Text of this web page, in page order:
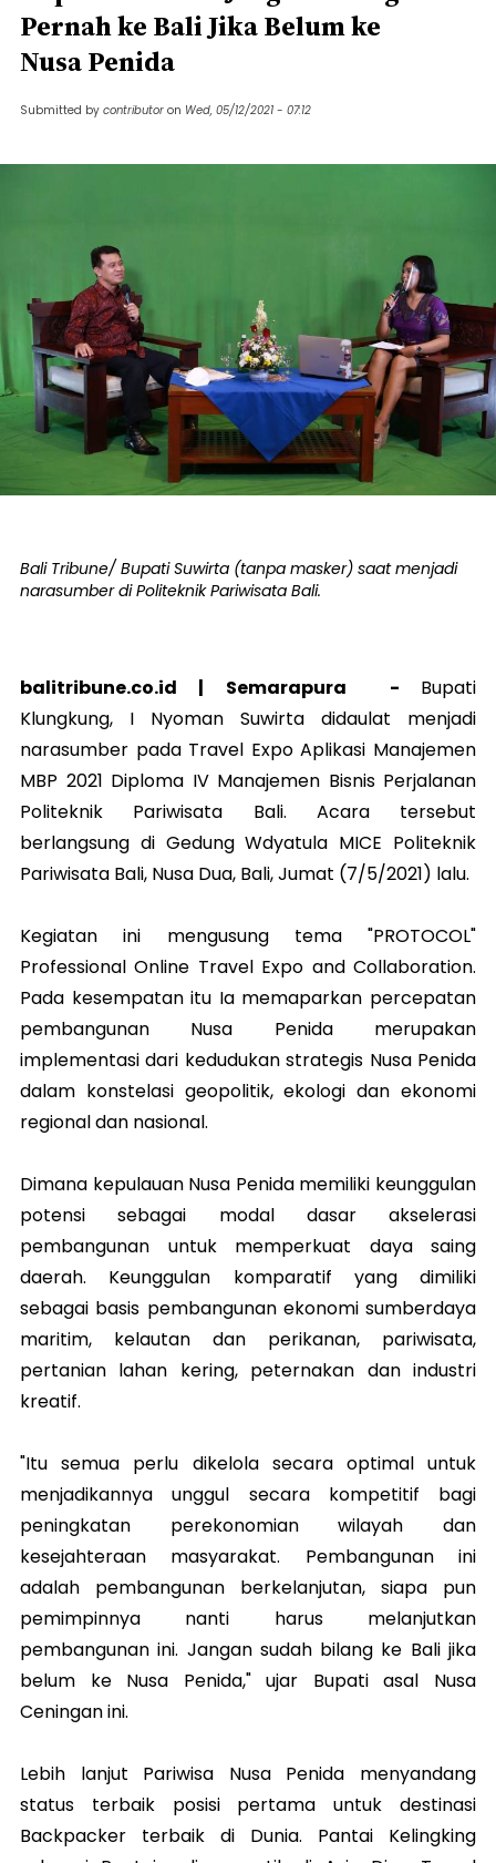
Pernah ke Bali Jika Belum ke
Nusa Penida
Submitted by contributor on Wed, 05/12/2021 - 07:12
Bali Tribune/ Bupati Suwirta (tanpa masker) saat menjadi
narasumber di Politeknik Pariwisata Bali.
balitribune.co.id | Semarapura - Bupati
Klungkung, I Nyoman Suwirta didaulat menjadi
narasumber pada Travel Expo Aplikasi Manajemen
MBP 2021 Diploma IV Manajemen Bisnis Perjalanan
Politeknik Pariwisata Bali. Acara tersebut
berlangsung di Gedung Wdyatula MICE Politeknik
Pariwisata Bali, Nusa Dua, Bali, Jumat (7/5/2021) lalu.
Kegiatan ini mengusung tema "PROTOCOL"
Professional Online Travel Expo and Collaboration.
Pada kesempatan itu Ia memaparkan percepatan
pembangunan Nusa Penida merupakan
implementasi dari kedudukan strategis Nusa Penida
dalam konstelasi geopolitik, ekologi dan ekonomi
regional dan nasional.
Dimana kepulauan Nusa Penida memiliki keunggulan
potensi sebagai modal dasar akselerasi
pembangunan untuk memperkuat daya saing
daerah. Keunggulan komparatif yang dimiliki
sebagai basis pembangunan ekonomi sumberdaya
maritim, kelautan dan perikanan, pariwisata,
pertanian lahan kering, peternakan dan industri
kreatif.
"Itu semua perlu dikelola secara optimal untuk
menjadikannya unggul secara kompetitif bagi
peningkatan perekonomian wilayah dan
kesejahteraan masyarakat. Pembangunan ini
adalah pembangunan berkelanjutan, siapa pun
pemimpinnya nanti harus melanjutkan
pembangunan ini. Jangan sudah bilang ke Bali jika
belum ke Nusa Penida," ujar Bupati asal Nusa
Ceningan ini.
Lebih lanjut Pariwisa Nusa Penida menyandang
status terbaik posisi pertama untuk destinasi
Backpacker terbaik di Dunia. Pantai Kelingking